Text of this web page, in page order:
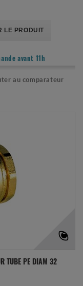
LE PRODUIT
avant 11h
au comparateur
TUBE PE DIAM 32